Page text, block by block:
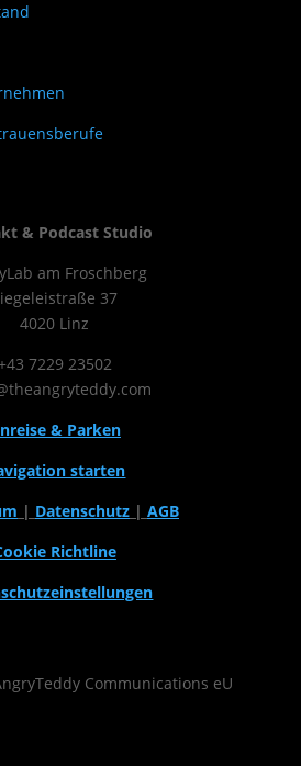
& Podcast Studio
am Froschberg
37
4020 Linz
7229 23502
& Parken
starten
| Datenschutz| AGB
Richtline
Communications eU